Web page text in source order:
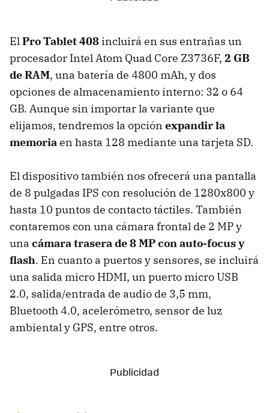
ElPro Tablet 408 incluirá en sus entrañas un
procesador Intel Atom Quad Core Z3736F, 2 GB
de RAM, una batería de 4800 mAh, y dos
opciones de almacenamiento interno: 32 o 64
GB. Aunque sin importar la variante que
elijamos, tendremos la opción expandir la
memoriaen hasta 128 mediante una tarjeta SD.
El dispositivo también nos ofrecerá una pantalla
de 8 pulgadas IPS con resolución de 1280x800 y
hasta 10 puntos de contacto táctiles. También
contaremos con una cámara frontal de 2 MP y
una cámara trasera de 8 MP con auto-focus y
flash. En cuanto a puertos y sensores, se incluirá
una salida micro HDMI, un puerto micro USB
2.0, salida/entrada de audio de 3,5 mm,
Bluetooth 4.0, acelerómetro, sensor de luz
ambiental y GPS, entre otros.